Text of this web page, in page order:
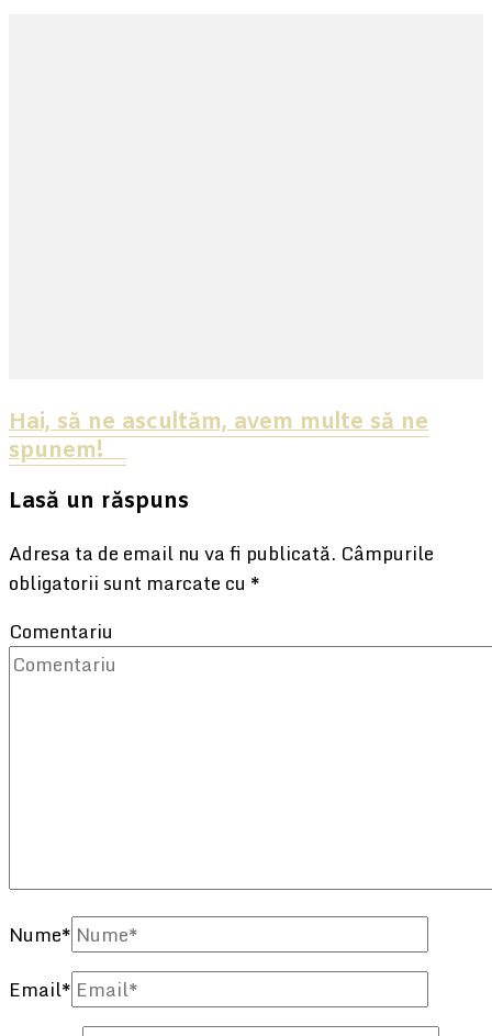
Hai, să ne ascultăm, avem multe să ne
spunem! ⠀
Lasă un răspuns
Adresa ta de email nu va fi publicată. Câmpurile
obligatorii sunt marcate cu *
Comentariu
Nume*
Email*